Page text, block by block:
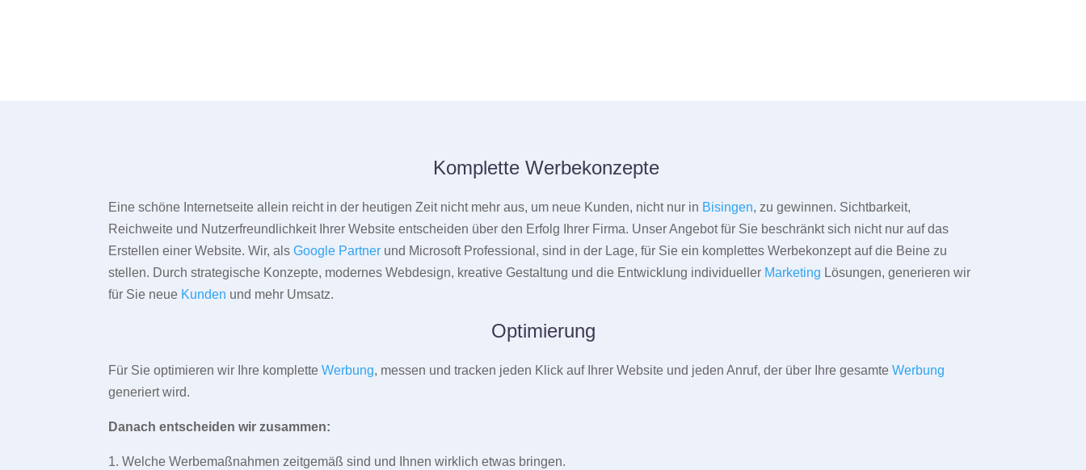
Komplette Werbekonzepte
Eine schöne Internetseite allein reicht in der heutigen Zeit nicht mehr aus, um neue Kunden, nicht nur in Bisingen, zu gewinnen. Sichtbarkeit,
Reichweite und Nutzerfreundlichkeit Ihrer Website entscheiden über den Erfolg Ihrer Firma. Unser Angebot für Sie beschränkt sich nicht nur auf das
Erstellen einer Website. Wir, alsGoogle Partner und Microsoft Professional, sind in der Lage, für Sie ein komplettes Werbekonzept auf die Beine zu
stellen. Durch strategische Konzepte, modernes Webdesign, kreative Gestaltung und die Entwicklung individueller Marketing Lösungen, generieren wir
für Sie neue Kunden und mehr Umsatz.
Optimierung
Für Sie optimieren wir Ihre kompletteWerbung, messen und tracken jeden Klick auf Ihrer Website und jeden Anruf, der über Ihre gesamteWerbung
generiert wird.
Danach entscheiden wir zusammen:
1. Welche Werbemaßnahmen zeitgemäß sind und Ihnen wirklich etwas bringen.